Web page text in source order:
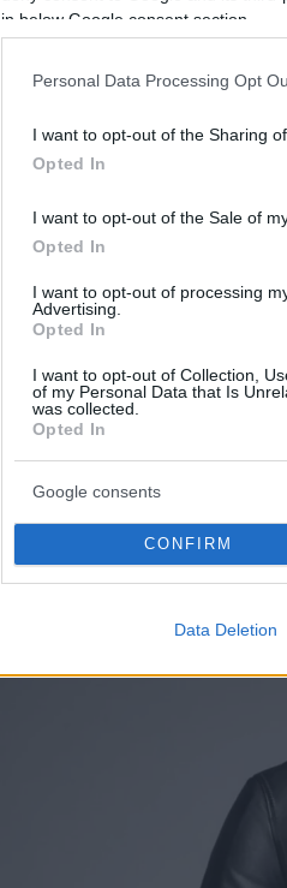
in below Google consent section.
Personal Data Processing Opt
I want to opt-out of the Sharing
Opted In
I want to opt-out of the Sale of
Opted In
I want to opt-out of processing
Advertising.
Opted In
I want to opt-out of Collection,
of my Personal Data that Is
was collected.
Opted In
Google consents
CONFIRM
Data Deletion